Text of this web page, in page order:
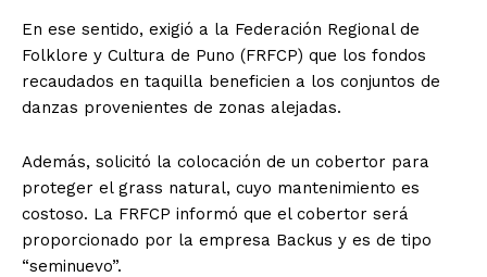
En ese sentido, exigió a la Federación Regional de
Folklore y Cultura de Puno (FRFCP) que los fondos
recaudados en taquilla beneficien a los conjuntos de
danzas provenientes de zonas alejadas.
Además, solicitó la colocación de un cobertor para
proteger el grass natural, cuyo mantenimiento es
costoso. La FRFCP informó que el cobertor será
proporcionado por la empresa Backus y es de tipo
“seminuevo”.